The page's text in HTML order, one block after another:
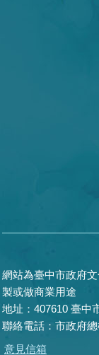
網站為臺中市政府
製或做商業用途
地址：407610 臺中
聯絡電話：市政府
意見信箱